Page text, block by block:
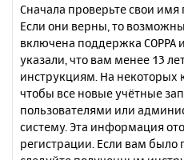
Сначала проверьте свои имя
Если они верны, то
включена поддержка COPPA
указали, что вам менее 13
инструкциям. На некоторых
чтобы все новые учётные
пользователями или
систему. Эта информация
регистрации. Если вам